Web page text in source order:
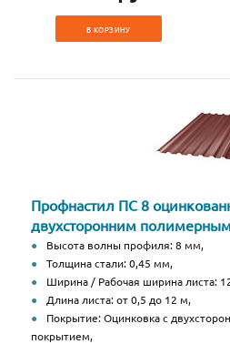
В КОРЗИНУ
Профнастил ПС 8
двухсторонним
Высота волны профиля: 8 мм,
Толщина стали: 0,45 мм,
Ширина / Рабочая ширина листа:
Длина листа: от 0,5 до 12 м,
Покрытие: Оцинковка с
покрытием,